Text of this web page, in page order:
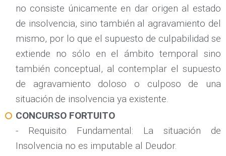
no consiste únicamente en dar origen al estado
de insolvencia, sino también al agravamiento del
mismo, por lo que el supuesto de culpabilidad se
extiende no sólo en el ámbito temporal sino
también conceptual, al contemplar el supuesto
de agravamiento doloso o culposo de una
situación de insolvencia ya existente.
CONCURSO FORTUITO
- Requisito Fundamental: La situación de
Insolvencia no es imputable al Deudor.